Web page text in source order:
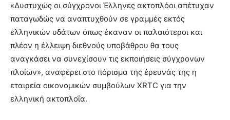
«Δυστυχώς οι σύγχρονοι Έλληνες ακτοπλόοι απέτυχαν
παταγωδώς να αναπτυχθούν σε γραμμές εκτός
ελληνικών υδάτων όπως έκαναν οι παλαιότεροι και
πλέον η έλλειψη διεθνούς υποβάθρου θα τους
αναγκάσει να συνεχίσουν τις εκποιήσεις σύγχρονων
πλοίων», αναφέρει στο πόρισμα της έρευνάς της η
εταιρεία οικονομικών συμβούλων XRTC για την
ελληνική ακτοπλοΐα.